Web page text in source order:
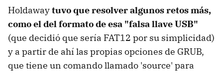
Holdawaytuvo que resolver algunos retos más,
como el del formato de esa "falsa llave USB"
(que decidió que sería FAT12 por su simplicidad)
y a partir de ahí las propias opciones de GRUB,
que tiene un comando llamado 'source' para